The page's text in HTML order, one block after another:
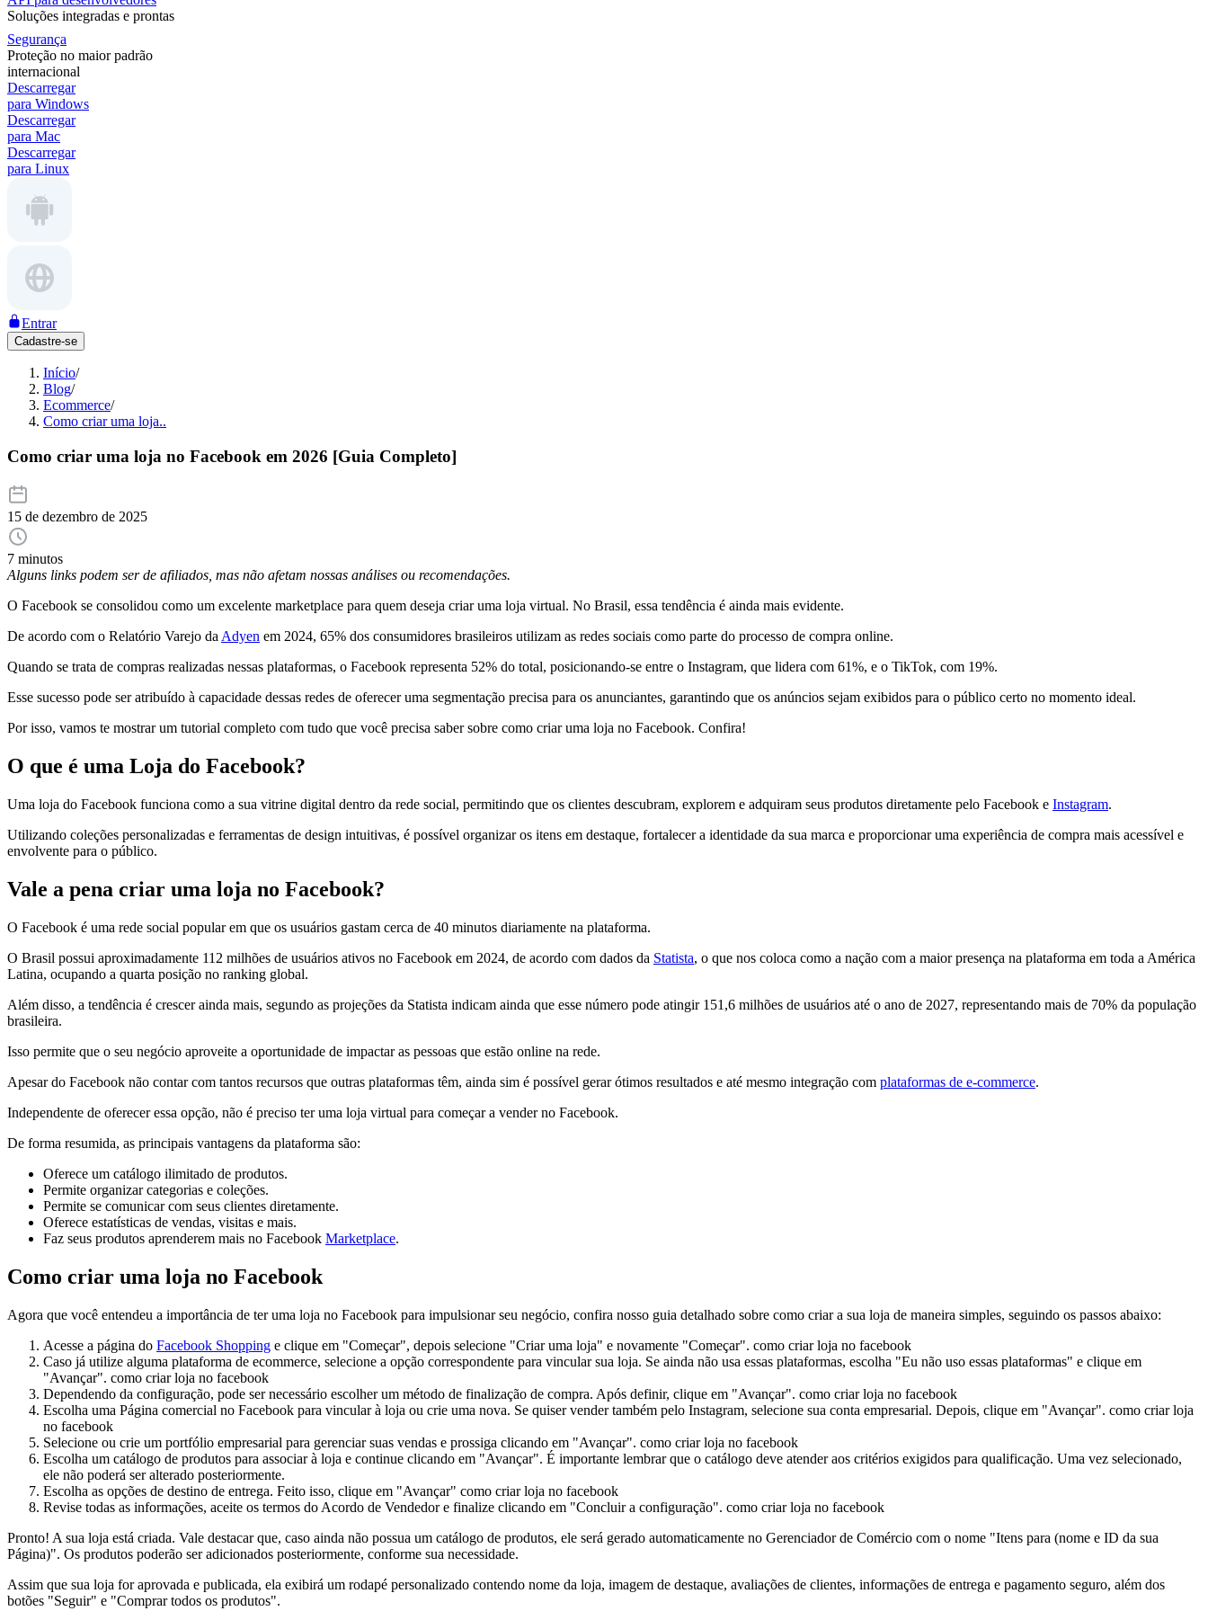
Soluções integradas e prontas
Segurança
Proteção no maior padrão
internacional
Descarregar
para Windows
Descarregar
para Mac
Descarregar
para Linux
Entrar
Cadastre-se
Início/
Blog/
Ecommerce/
Como criar uma loja..
Como criar uma loja no Facebook em 2026 [Guia Completo]
15 de dezembro de 2025
7 minutos
Alguns links podem ser de afiliados, mas não afetam nossas análises ou recomendações.
O Facebook se consolidou como um excelente marketplace para quem deseja criar uma loja virtual. No Brasil, essa tendência é ainda mais evidente.
De acordo com o Relatório Varejo daAdyen em 2024, 65% dos consumidores brasileiros utilizam as redes sociais como parte do processo de compra online.
Quando se trata de compras realizadas nessas plataformas, o Facebook representa 52% do total, posicionando-se entre o Instagram, que lidera com 61%, e o TikTok, com 19%.
Esse sucesso pode ser atribuído à capacidade dessas redes de oferecer uma segmentação precisa para os anunciantes, garantindo que os anúncios sejam exibidos para o público certo no momento ideal.
Por isso, vamos te mostrar um tutorial completo com tudo que você precisa saber sobre como criar uma loja no Facebook. Confira!
O que é uma Loja do Facebook?
Uma loja do Facebook funciona como a sua vitrine digital dentro da rede social, permitindo que os clientes descubram, explorem e adquiram seus produtos diretamente pelo Facebook e Instagram.
Utilizando coleções personalizadas e ferramentas de design intuitivas, é possível organizar os itens em destaque, fortalecer a identidade da sua marca e proporcionar uma experiência de compra mais acessível e
envolvente para o público.
Vale a pena criar uma loja no Facebook?
O Facebook é uma rede social popular em que os usuários gastam cerca de 40 minutos diariamente na plataforma.
O Brasil possui aproximadamente 112 milhões de usuários ativos no Facebook em 2024, de acordo com dados da Statista, o que nos coloca como a nação com a maior presença na plataforma em toda a América
Latina, ocupando a quarta posição no ranking global.
Além disso, a tendência é crescer ainda mais, segundo as projeções da Statista indicam ainda que esse número pode atingir 151,6 milhões de usuários até o ano de 2027, representando mais de 70% da população
brasileira.
Isso permite que o seu negócio aproveite a oportunidade de impactar as pessoas que estão online na rede.
Apesar do Facebook não contar com tantos recursos que outras plataformas têm, ainda sim é possível gerar ótimos resultados e até mesmo integração com plataformas de e-commerce.
Independente de oferecer essa opção, não é preciso ter uma loja virtual para começar a vender no Facebook.
De forma resumida, as principais vantagens da plataforma são:
Oferece um catálogo ilimitado de produtos.
Permite organizar categorias e coleções.
Permite se comunicar com seus clientes diretamente.
Oferece estatísticas de vendas, visitas e mais.
Faz seus produtos aprenderem mais no Facebook Marketplace.
Como criar uma loja no Facebook
Agora que você entendeu a importância de ter uma loja no Facebook para impulsionar seu negócio, confira nosso guia detalhado sobre como criar a sua loja de maneira simples, seguindo os passos abaixo:
Acesse a página do Facebook Shopping e clique em "Começar", depois selecione "Criar uma loja" e novamente "Começar". como criar loja no facebook
Caso já utilize alguma plataforma de ecommerce, selecione a opção correspondente para vincular sua loja. Se ainda não usa essas plataformas, escolha "Eu não uso essas plataformas" e clique em
"Avançar". como criar loja no facebook
Dependendo da configuração, pode ser necessário escolher um método de finalização de compra. Após definir, clique em "Avançar". como criar loja no facebook
Escolha uma Página comercial no Facebook para vincular à loja ou crie uma nova. Se quiser vender também pelo Instagram, selecione sua conta empresarial. Depois, clique em "Avançar". como criar loja
no facebook
Selecione ou crie um portfólio empresarial para gerenciar suas vendas e prossiga clicando em "Avançar". como criar loja no facebook
Escolha um catálogo de produtos para associar à loja e continue clicando em "Avançar". É importante lembrar que o catálogo deve atender aos critérios exigidos para qualificação. Uma vez selecionado,
ele não poderá ser alterado posteriormente.
Escolha as opções de destino de entrega. Feito isso, clique em "Avançar" como criar loja no facebook
Revise todas as informações, aceite os termos do Acordo de Vendedor e finalize clicando em "Concluir a configuração". como criar loja no facebook
Pronto! A sua loja está criada. Vale destacar que, caso ainda não possua um catálogo de produtos, ele será gerado automaticamente no Gerenciador de Comércio com o nome "Itens para (nome e ID da sua
Página)". Os produtos poderão ser adicionados posteriormente, conforme sua necessidade.
Assim que sua loja for aprovada e publicada, ela exibirá um rodapé personalizado contendo nome da loja, imagem de destaque, avaliações de clientes, informações de entrega e pagamento seguro, além dos
botões "Seguir" e "Comprar todos os produtos".